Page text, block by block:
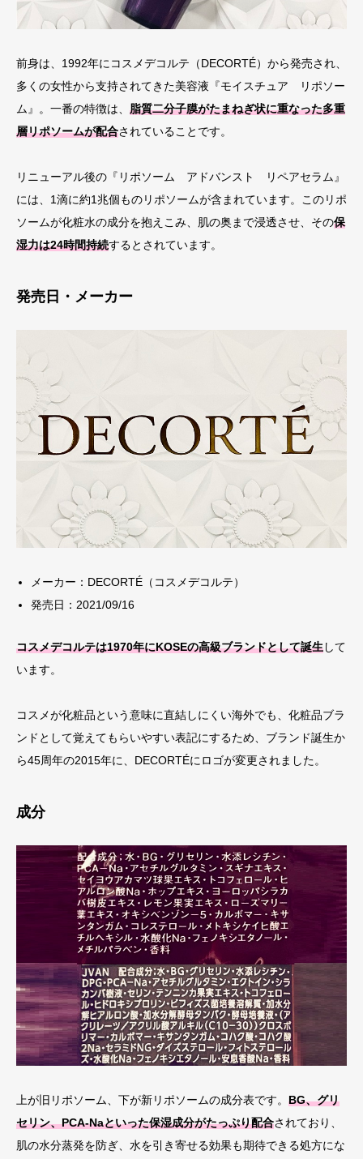
前身は、1992年にコスメデコルテ（DECORTÉ）から発売され、
多くの女性から支持されてきた美容液『モイスチュア リポソー
ム』。一番の特徴は、 脂質二分子膜がたまねぎ状に重なった多重
層リポソームが配合されていることです。
リニューアル後の『リポソーム アドバンスト リペアセラム』
には、1滴に約1兆個ものリポソームが含まれています。このリポ
ソームが化粧水の成分を抱えこみ、肌の奥まで浸透させ、その保
湿力は24時間持続するとされています。
発売日・メーカー
メーカー：DECORTÉ（コスメデコルテ）
発売日：2021/09/16
コスメデコルテは1970年にKOSEの高級ブランドとして誕生して
います。
コスメが化粧品という意味に直結しにくい海外でも、化粧品ブラ
ンドとして覚えてもらいやすい表記にするため、ブランド誕生か
ら45周年の2015年に、DECORTÉにロゴが変更されました。
成分
上が旧リポソーム、下が新リポソームの成分表です。 BG、グリ
セリン、PCA-Naといった保湿成分がたっぷり配合されており、
肌の水分蒸発を防ぎ、水を引き寄せる効果も期待できる処方にな